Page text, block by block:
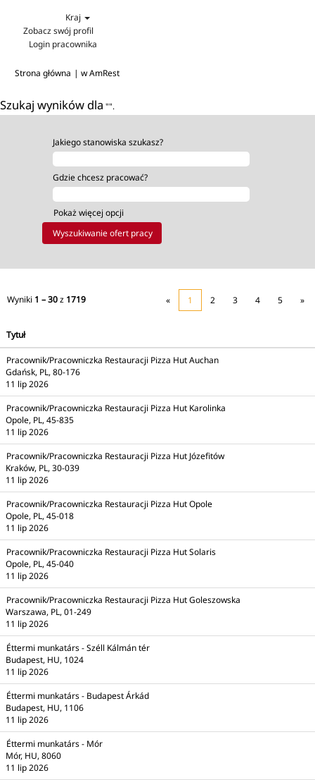
Kraj
Zobacz swój profil
Login pracownika
Strona główna | w AmRest(bieżąca
Szukaj wyników dla "".
Jakiego stanowiska szukasz?
Gdzie chcesz pracować?
Pokaż więcej opcji
Wyniki 1 – 30z 1719 « 1 2 3 4 5 »
Tytuł
Pracownik/Pracowniczka Restauracji Pizza Hut Auchan
Gdańsk, PL, 80-176
11 lip 2026
Pracownik/Pracowniczka Restauracji Pizza Hut Karolinka
Opole, PL, 45-835
11 lip 2026
Pracownik/Pracowniczka Restauracji Pizza Hut Józefitów
Kraków, PL, 30-039
11 lip 2026
Pracownik/Pracowniczka Restauracji Pizza Hut Opole
Opole, PL, 45-018
11 lip 2026
Pracownik/Pracowniczka Restauracji Pizza Hut Solaris
Opole, PL, 45-040
11 lip 2026
Pracownik/Pracowniczka Restauracji Pizza Hut Goleszowska
Warszawa, PL, 01-249
11 lip 2026
Éttermi munkatárs - Széll Kálmán tér
Budapest, HU, 1024
11 lip 2026
Éttermi munkatárs - Budapest Árkád
Budapest, HU, 1106
11 lip 2026
Éttermi munkatárs - Mór
Mór, HU, 8060
11 lip 2026